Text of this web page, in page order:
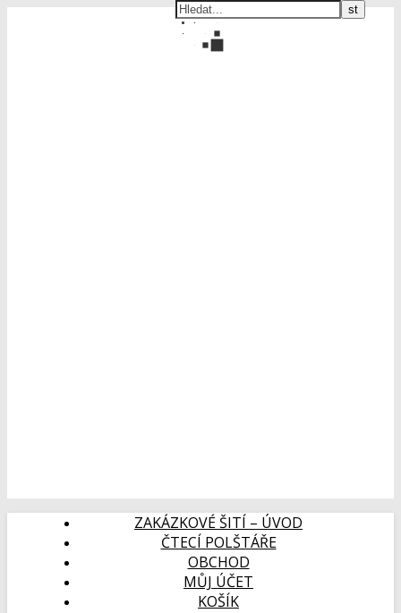
ZAKÁZKOVÉ ŠITÍ – ÚVOD
ČTECÍ POLŠTÁŘE
OBCHOD
MŮJ ÚČET
KOŠÍK